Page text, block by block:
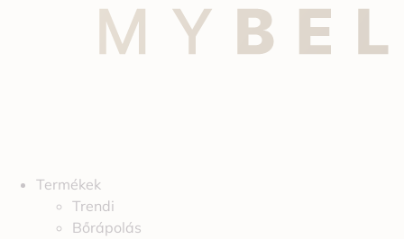
Termékek
Trendi
Bőrápolás